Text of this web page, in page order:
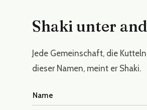
Shaki unter
Jede Gemeinschaft, die
dieser Namen, meint er Shaki.
Name